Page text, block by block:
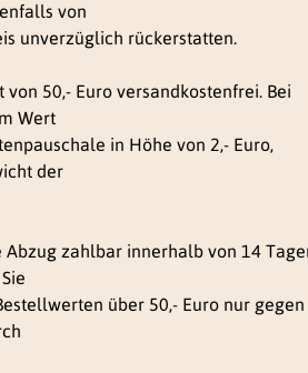
von
unverzüglich rückerstatten.
50,- Euro versandkostenfrei. Bei
Wert
in Höhe von 2,- Euro,
der
zahlbar innerhalb von 14
über 50,- Euro nur gegen